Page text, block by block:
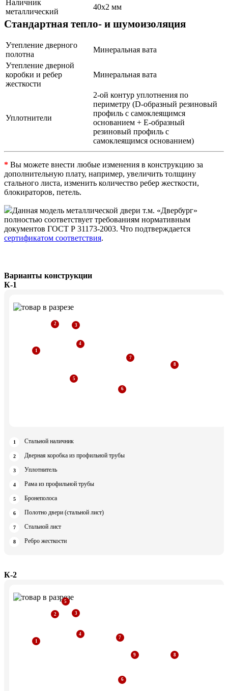
Наличник
металлический
40х2 мм
Стандартная тепло- и шумоизоляция
Утепление дверного
полотна
Минеральная вата
Утепление дверной
коробки и ребер
жесткости
Минеральная вата
Уплотнители
2-ой контур уплотнения по
периметру (D-образный резиновый
профиль с самоклеящимся
основанием + Е-образный
резиновый профиль с
самоклеящимся основанием)
* Вы можете внести любые изменения в конструкцию за
дополнительную плату, например, увеличить толщину
стального листа, изменить количество ребер жесткости,
блокираторов, петель.
Данная модель металлической двери т.м. «Двербург»
полностью соответствует требованиям нормативным
документов ГОСТ Р 31173-2003. Что подтверждается
сертификатом соответствия.
Варианты конструкции
К-1
Стальной наличник
Дверная коробка из профильной трубы
Уплотнитель
Рама из профильной трубы
Бронеполоса
Полотно двери (стальной лист)
Стальной лист
Ребро жесткости
К-2